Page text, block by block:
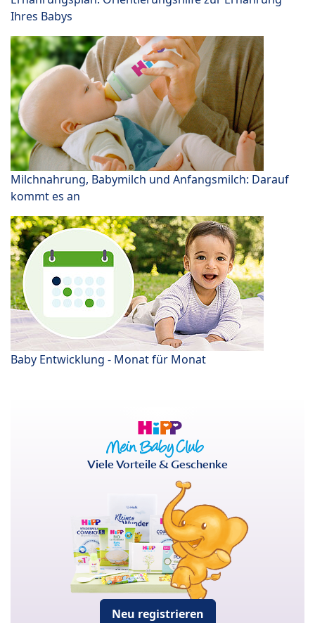
Ihres Babys
Milchnahrung, Babymilch und Anfangsmilch: Darauf
kommt es an
Baby Entwicklung - Monat für Monat
Viele Vorteile & Geschenke
Neu registrieren